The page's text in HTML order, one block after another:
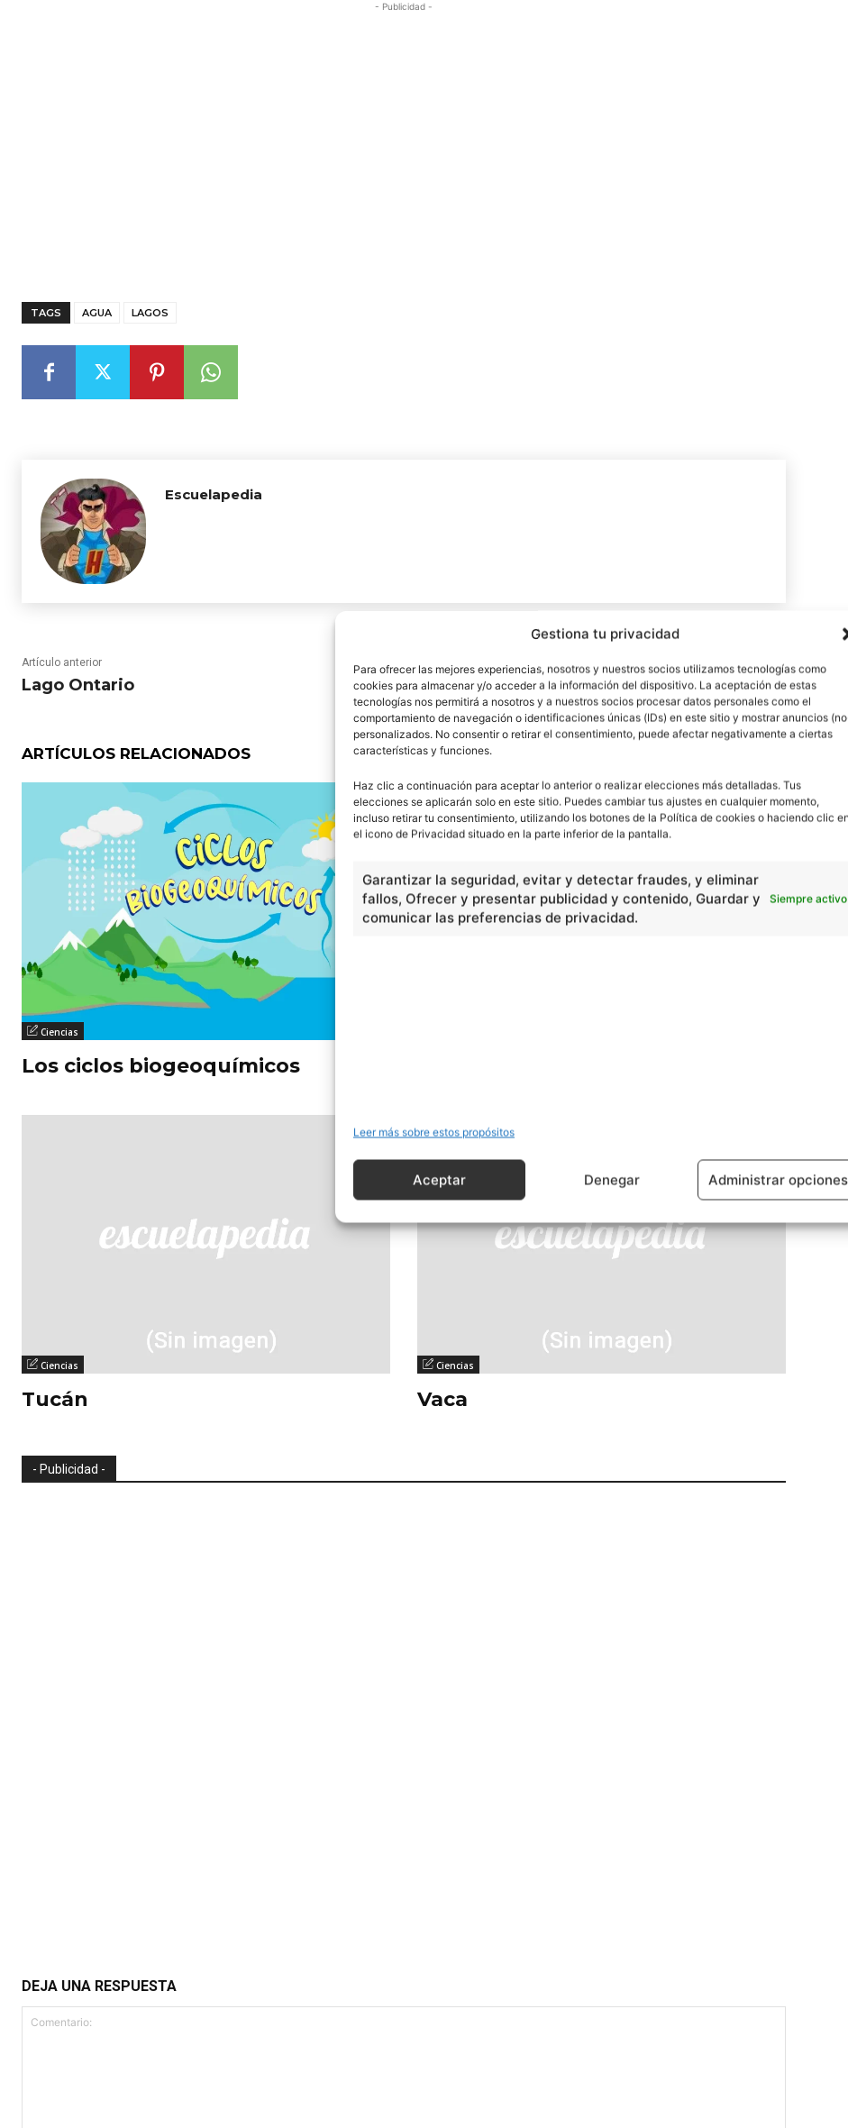
Gestiona tu privacidad
Para ofrecer las mejores experiencias, nosotros y nuestros socios utilizamos tecnologías como
cookies para almacenar y/o acceder a la información del dispositivo. La aceptación de estas
tecnologías nos permitirá a nosotros y a nuestros socios procesar datos personales como el
comportamiento de navegación o identificaciones únicas (IDs) en este sitio y mostrar anuncios
personalizados. No consentir o retirar el consentimiento, puede afectar negativamente a ciertas
características y funciones.
Haz clic a continuación para aceptar lo anterior o realizar elecciones más detalladas. Tus
elecciones se aplicarán solo en este sitio. Puedes cambiar tus ajustes en cualquier momento,
incluso retirar tu consentimiento, utilizando los botones de la Política de cookies o haciendo clic en
el icono de Privacidad situado en la parte inferior de la pantalla.
Garantizar la seguridad, evitar y detectar fraudes, y eliminar
fallos, Ofrecer y presentar publicidad y contenido, Guardar y
comunicar las preferencias de privacidad.
Siempre activo
Leer más sobre estos propósitos
Aceptar Denegar Administrar opciones
- Publicidad -
TAGS AGUA LAGOS
Escuelapedia
Artículo anterior
Lago Ontario
Artículo siguiente
Mar de Aral
ARTÍCULOS RELACIONADOS
Ciencias
Los ciclos biogeoquímicos
Ciencias
Tucán
Ciencias
Vaca
- Publicidad -
DEJA UNA RESPUESTA